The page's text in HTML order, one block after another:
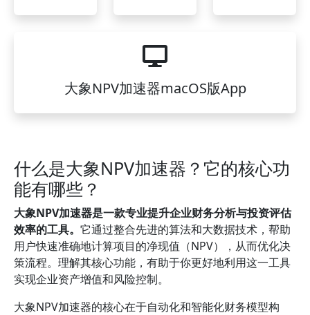
大象NPV加速器macOS版App
什么是大象NPV加速器？它的核心功
能有哪些？
大象NPV加速器是一款专业提升企业财务分析与投资评估
效率的工具。 它通过整合先进的算法和大数据技术，帮助
用户快速准确地计算项目的净现值（NPV），从而优化决
策流程。理解其核心功能，有助于你更好地利用这一工具
实现企业资产增值和风险控制。
大象NPV加速器的核心在于自动化和智能化财务模型构